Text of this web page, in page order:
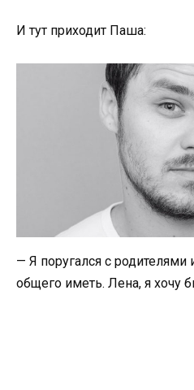
И тут приходит Паша:
— Я поругался с родителями
общего иметь. Лена, я хочу